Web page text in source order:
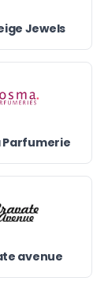
Jewels
Parfumerie
avenue